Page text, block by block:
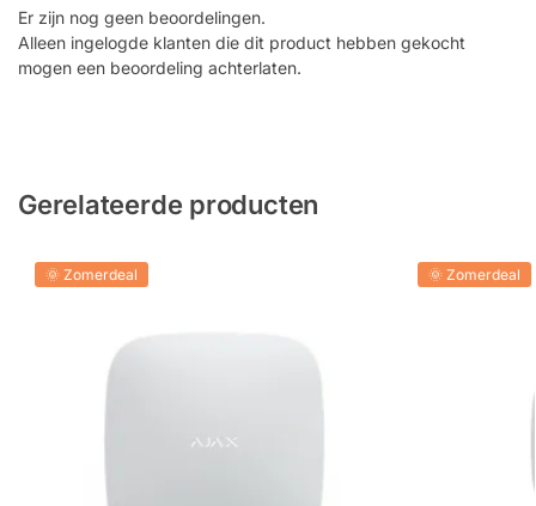
Er zijn nog geen beoordelingen.
Alleen ingelogde klanten die dit product hebben gekocht
mogen een beoordeling achterlaten.
Gerelateerde producten
🌞 Zomerdeal 🌞 Zomerdeal